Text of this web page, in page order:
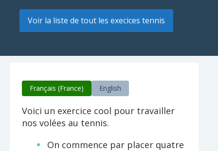
Voir la liste de tout les execices tennis
Français (France) English
Voici un exercice cool pour travailler
nos volées au tennis.
On commence par placer quatre